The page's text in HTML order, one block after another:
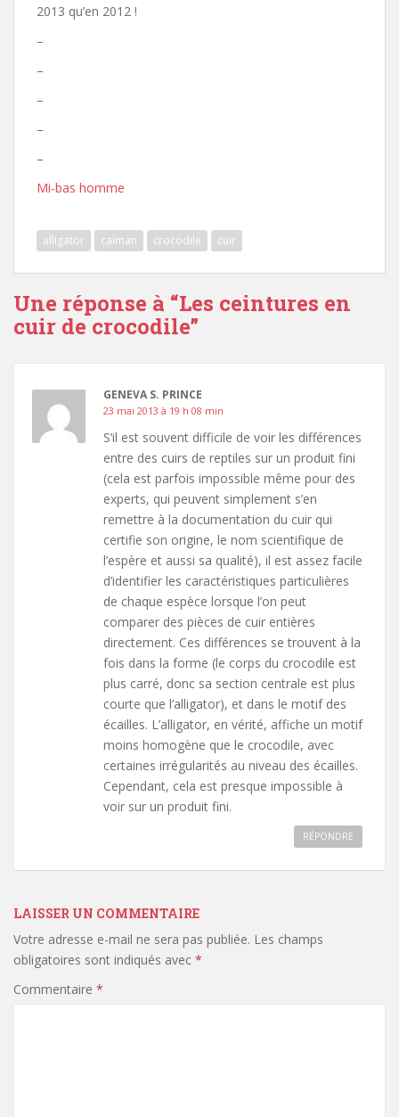
2013 qu’en 2012 !
–
–
–
–
–
Mi-bas homme
alligator caiman crocodile cuir
Une réponse à “Les ceintures en
cuir de crocodile”
GENEVA S. PRINCE
23 mai 2013 à 19 h 08 min
S’il est souvent difficile de voir les différences
entre des cuirs de reptiles sur un produit fini
(cela est parfois impossible même pour des
experts, qui peuvent simplement s’en
remettre à la documentation du cuir qui
certifie son origine, le nom scientifique de
l’espère et aussi sa qualité), il est assez facile
d’identifier les caractéristiques particulières
de chaque espèce lorsque l’on peut
comparer des pièces de cuir entières
directement. Ces différences se trouvent à la
fois dans la forme (le corps du crocodile est
plus carré, donc sa section centrale est plus
courte que l’alligator), et dans le motif des
écailles. L’alligator, en vérité, affiche un motif
moins homogène que le crocodile, avec
certaines irrégularités au niveau des écailles.
Cependant, cela est presque impossible à
voir sur un produit fini.
RÉPONDRE
LAISSER UN COMMENTAIRE
Votre adresse e-mail ne sera pas publiée. Les champs
obligatoires sont indiqués avec *
Commentaire *